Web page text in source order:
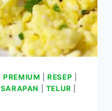
|PREMIUM |RESEP
SARAPAN TELUR